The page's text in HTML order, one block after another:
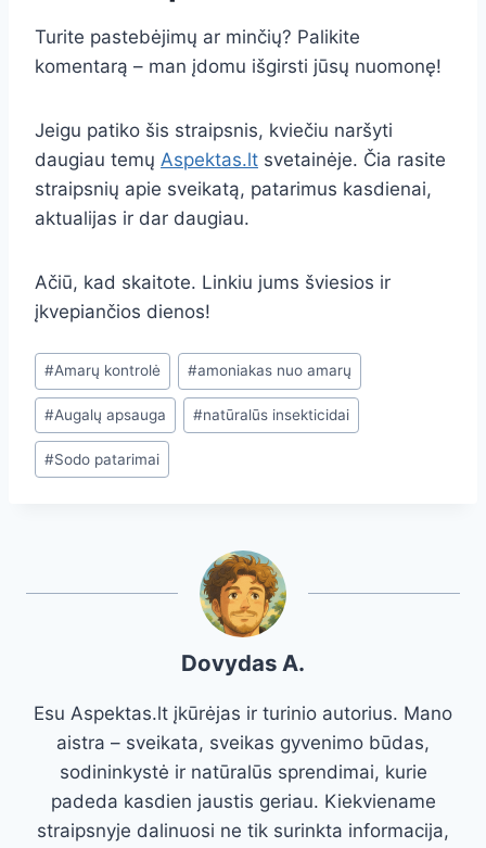
Turite pastebėjimų ar minčių? Palikite
komentarą – man įdomu išgirsti jūsų nuomonę!
Jeigu patiko šis straipsnis, kviečiu naršyti
daugiau temų Aspektas.lt svetainėje. Čia rasite
straipsnių apie sveikatą, patarimus kasdienai,
aktualijas ir dar daugiau.
Ačiū, kad skaitote. Linkiu jums šviesios ir
įkvepiančios dienos!
Post
Tags:
#Amarų kontrolė #amoniakas nuo amarų
#Augalų apsauga #natūralūs insekticidai
#Sodo patarimai
Dovydas A.
Esu Aspektas.lt įkūrėjas ir turinio autorius. Mano
aistra – sveikata, sveikas gyvenimo būdas,
sodininkystė ir natūralūs sprendimai, kurie
padeda kasdien jaustis geriau. Kiekviename
straipsnyje dalinuosi ne tik surinkta informacija,